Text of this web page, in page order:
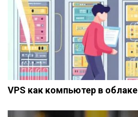
VPS как компьютер в облаке